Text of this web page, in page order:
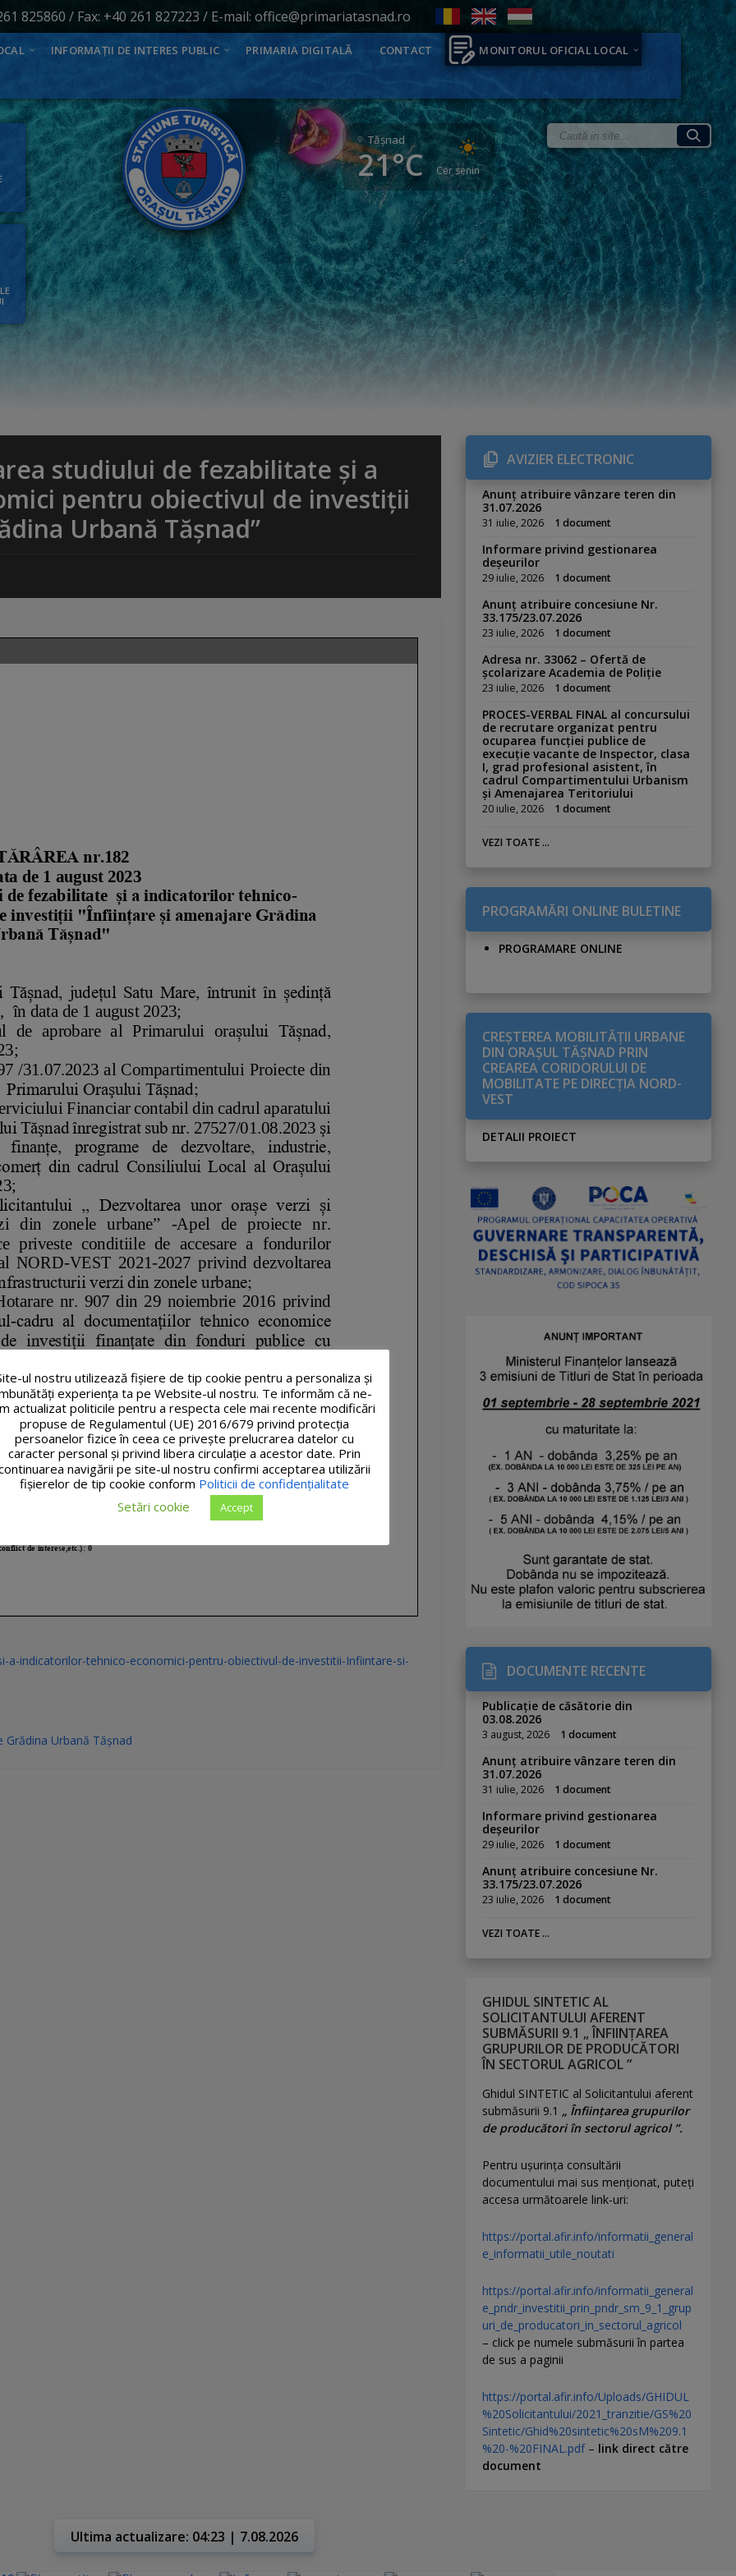
825860 / Fax: +40 261 827223 / E-mail: office@primariatasnad.ro
INFORMAȚII DE INTERES PUBLIC PRIMARIA DIGITALĂ CONTACT MONITORUL OFICIAL LOCAL
Tăşnad
21°C Cer senin
studiului de fezabilitate și a
pentru obiectivul de investiții
Urbană Tășnad”
a-indicatorilor-tehnico-economici-pentru-obiectivul-de-investitii-Infiintare-si-
Urbană Tășnad
AVIZIER ELECTRONIC
Anunț atribuire vânzare teren din
31.07.2026
31 iulie, 2026 1 document
Informare privind gestionarea
deșeurilor
29 iulie, 2026 1 document
Anunț atribuire concesiune Nr.
33.175/23.07.2026
23 iulie, 2026 1 document
Adresa nr. 33062 – Ofertă de
școlarizare Academia de Poliție
23 iulie, 2026 1 document
PROCES-VERBAL FINAL al concursului
de recrutare organizat pentru
ocuparea funcției publice de
execuție vacante de Inspector, clasa
I, grad profesional asistent, în
cadrul Compartimentului Urbanism
și Amenajarea Teritoriului
20 iulie, 2026 1 document
VEZI TOATE ...
PROGRAMĂRI ONLINE BULETINE
PROGRAMARE ONLINE
CREŞTEREA MOBILITĂŢII URBANE
DIN ORAŞUL TĂŞNAD PRIN
CREAREA CORIDORULUI DE
MOBILITATE PE DIRECŢIA NORD-
VEST
DETALII PROIECT
DOCUMENTE RECENTE
Publicație de căsătorie din
03.08.2026
3 august, 2026 1 document
Anunț atribuire vânzare teren din
31.07.2026
31 iulie, 2026 1 document
Informare privind gestionarea
deșeurilor
29 iulie, 2026 1 document
Anunț atribuire concesiune Nr.
33.175/23.07.2026
23 iulie, 2026 1 document
VEZI TOATE ...
GHIDUL SINTETIC AL
SOLICITANTULUI AFERENT
SUBMĂSURII 9.1 „ ÎNFIINȚAREA
GRUPURILOR DE PRODUCĂTORI
ÎN SECTORUL AGRICOL ”
Ghidul SINTETIC al Solicitantului aferent
submăsurii 9.1 „ Înființarea grupurilor
de producători în sectorul agricol ”.
Pentru uşurinţa consultării
documentului mai sus menţionat, puteţi
accesa următoarele link-uri:
https://portal.afir.info/informatii_general
e_informatii_utile_noutati
https://portal.afir.info/informatii_general
e_pndr_investitii_prin_pndr_sm_9_1_grup
uri_de_producatori_in_sectorul_agricol
– click pe numele submăsurii în partea
de sus a paginii
https://portal.afir.info/Uploads/GHIDUL
%20Solicitantului/2021_tranzitie/GS%20
Sintetic/Ghid%20sintetic%20sM%209.1
%20-%20FINAL.pdf– link direct către
document
Ultima actualizare: 04:23 | 7.08.2026
ul nostru utilizează fişiere de tip cookie pentru a personaliza și
experiența ta pe Website-ul nostru. Te informăm că ne-
actualizat politicile pentru a respecta cele mai recente modificări
propuse de Regulamentul (UE) 2016/679 privind protecția
persoanelor fizice în ceea ce privește prelucrarea datelor cu
caracter personal și privind libera circulație a acestor date. Prin
navigării pe site-ul nostru confirmi acceptarea utilizării
fişierelor de tip cookie conform Politicii de confidențialitate
Setări cookie
Accept